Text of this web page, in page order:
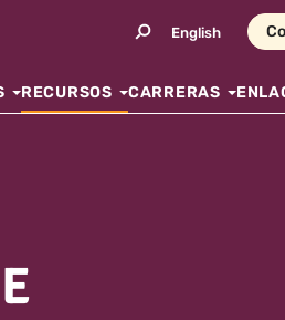
English
RECURSOS CARRERAS